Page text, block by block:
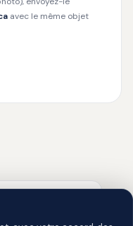
avec le même objet